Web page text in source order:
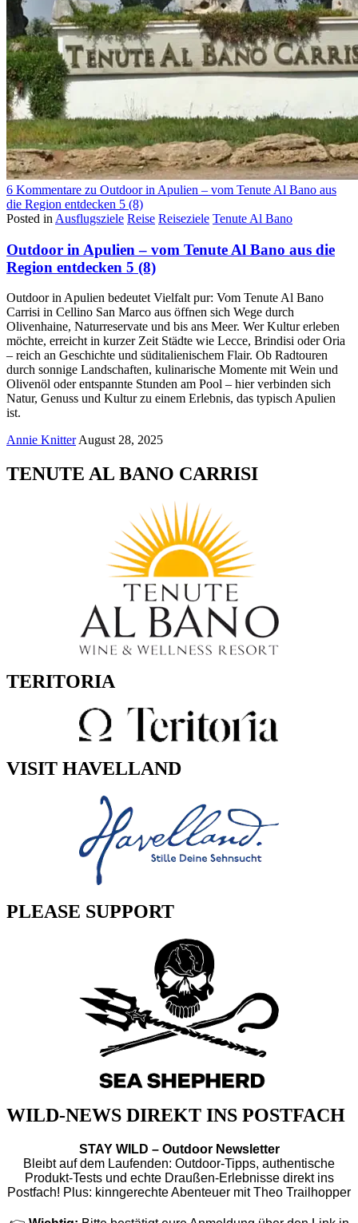
6 Kommentare zu Outdoor in Apulien – vom Tenute Al Bano aus
die Region entdecken 5 (8)
Posted in Ausflugsziele Reise Reiseziele Tenute Al Bano
Outdoor in Apulien – vom Tenute Al Bano aus die
Region entdecken 5 (8)
Outdoor in Apulien bedeutet Vielfalt pur: Vom Tenute Al Bano
Carrisi in Cellino San Marco aus öffnen sich Wege durch
Olivenhaine, Naturreservate und bis ans Meer. Wer Kultur erleben
möchte, erreicht in kurzer Zeit Städte wie Lecce, Brindisi oder Oria
– reich an Geschichte und süditalienischem Flair. Ob Radtouren
durch sonnige Landschaften, kulinarische Momente mit Wein und
Olivenöl oder entspannte Stunden am Pool – hier verbinden sich
Natur, Genuss und Kultur zu einem Erlebnis, das typisch Apulien
ist.
Annie Knitter August 28, 2025
TENUTE AL BANO CARRISI
TERITORIA
VISIT HAVELLAND
PLEASE SUPPORT
WILD-NEWS DIREKT INS POSTFACH
STAY WILD – Outdoor Newsletter
Bleibt auf dem Laufenden: Outdoor-Tipps, authentische
Produkt-Tests und echte Draußen-Erlebnisse direkt ins
Postfach! Plus: kinngerechte Abenteuer mit Theo Trailhopper